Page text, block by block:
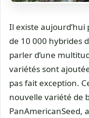
Il existe aujourd’hui
de 10 000 hybrides
parler d’une
variétés sont
pas fait exception.
nouvelle variété de
PanAmericanSeed,